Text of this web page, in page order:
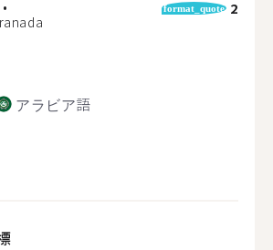
format_quote 2
アラビア語